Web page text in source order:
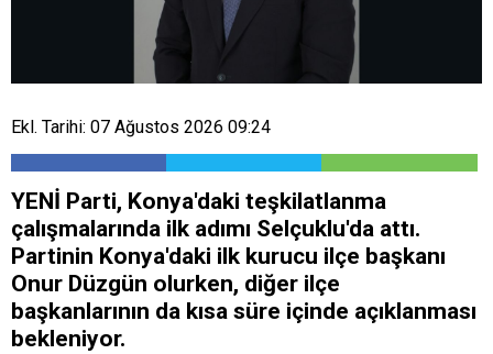
Ekl. Tarihi: 07 Ağustos 2026 09:24
YENİ Parti, Konya'daki teşkilatlanma
çalışmalarında ilk adımı Selçuklu'da attı.
Partinin Konya'daki ilk kurucu ilçe başkanı
Onur Düzgün olurken, diğer ilçe
başkanlarının da kısa süre içinde açıklanması
bekleniyor.